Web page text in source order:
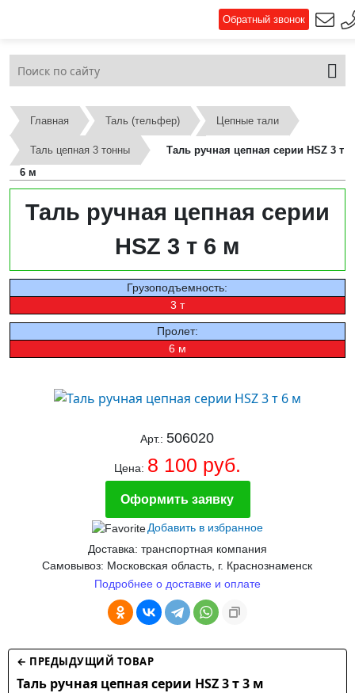
Обратный звонок
Главная Таль (тельфер) Цепные тали
Таль цепная 3 тонны
Таль ручная цепная серии HSZ 3 т
6 м
Таль ручная цепная серии
HSZ 3 т 6 м
Грузоподъемность:
3 т
Пролет:
6 м
Арт.:506020
Цена: 8 100 руб.
Оформить заявку
Добавить в избранное
Доставка: транспортная компания
Самовывоз: Московская область, г. Краснознаменск
Подробнее о доставке и оплате
← ПРЕДЫДУЩИЙ ТОВАР
Таль ручная цепная серии HSZ 3 т 3 м